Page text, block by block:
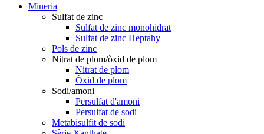
Mineria
Sulfat de zinc
Sulfat de zinc monohidrat
Sulfat de zinc Heptahy
Pols de zinc
Nitrat de plom/òxid de plom
Nitrat de plom
Òxid de plom
Sodi/amoni
Persulfat d'amoni
Persulfat de sodi
Metabisulfit de sodi